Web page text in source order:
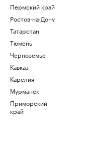
Пермский край
Ростов-на-Дону
Татарстан
Тюмень
Черноземье
Кавказ
Карелия
Мурманск
Приморский
край